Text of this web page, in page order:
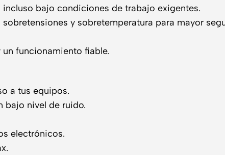
bajo condiciones de trabajo exigentes.
y sobretemperatura para mayor
funcionamiento fiable.
a tus equipos.
bajo nivel de ruido.
electrónicos.